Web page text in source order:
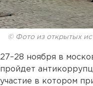
© Фото из открытых
27–28 ноября в
пройдет
участие в котором